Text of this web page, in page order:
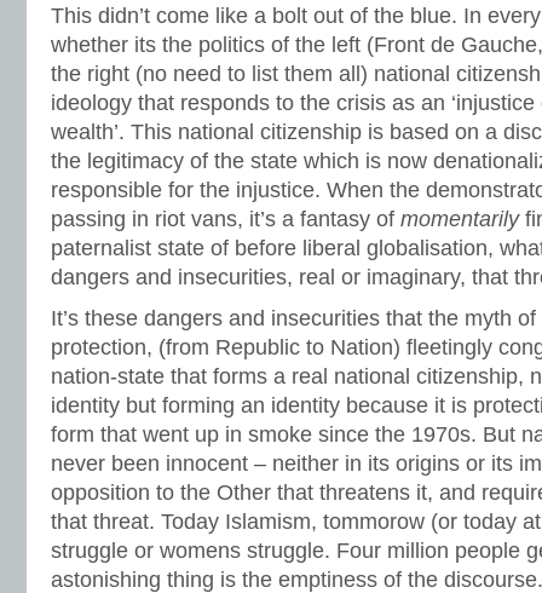
This didn’t come like a bolt out of the blue. In
whether its the politics of the left (Front de
the right (no need to list them all) national
ideology that responds to the crisis as an
wealth’. This national citizenship is based on a
the legitimacy of the state which is now
responsible for the injustice. When the
passing in riot vans, it’s a fantasy of momentarily
paternalist state of before liberal globalisation,
dangers and insecurities, real or imaginary, that
It’s these dangers and insecurities that the myth
protection, (from Republic to Nation) fleetingly
nation-state that forms a real national citizenship,
identity but forming an identity because it is
form that went up in smoke since the 1970s. But
never been innocent – neither in its origins or its
opposition to the Other that threatens it, and
that threat. Today Islamism, tommorow (or today
struggle or womens struggle. Four million people
astonishing thing is the emptiness of the